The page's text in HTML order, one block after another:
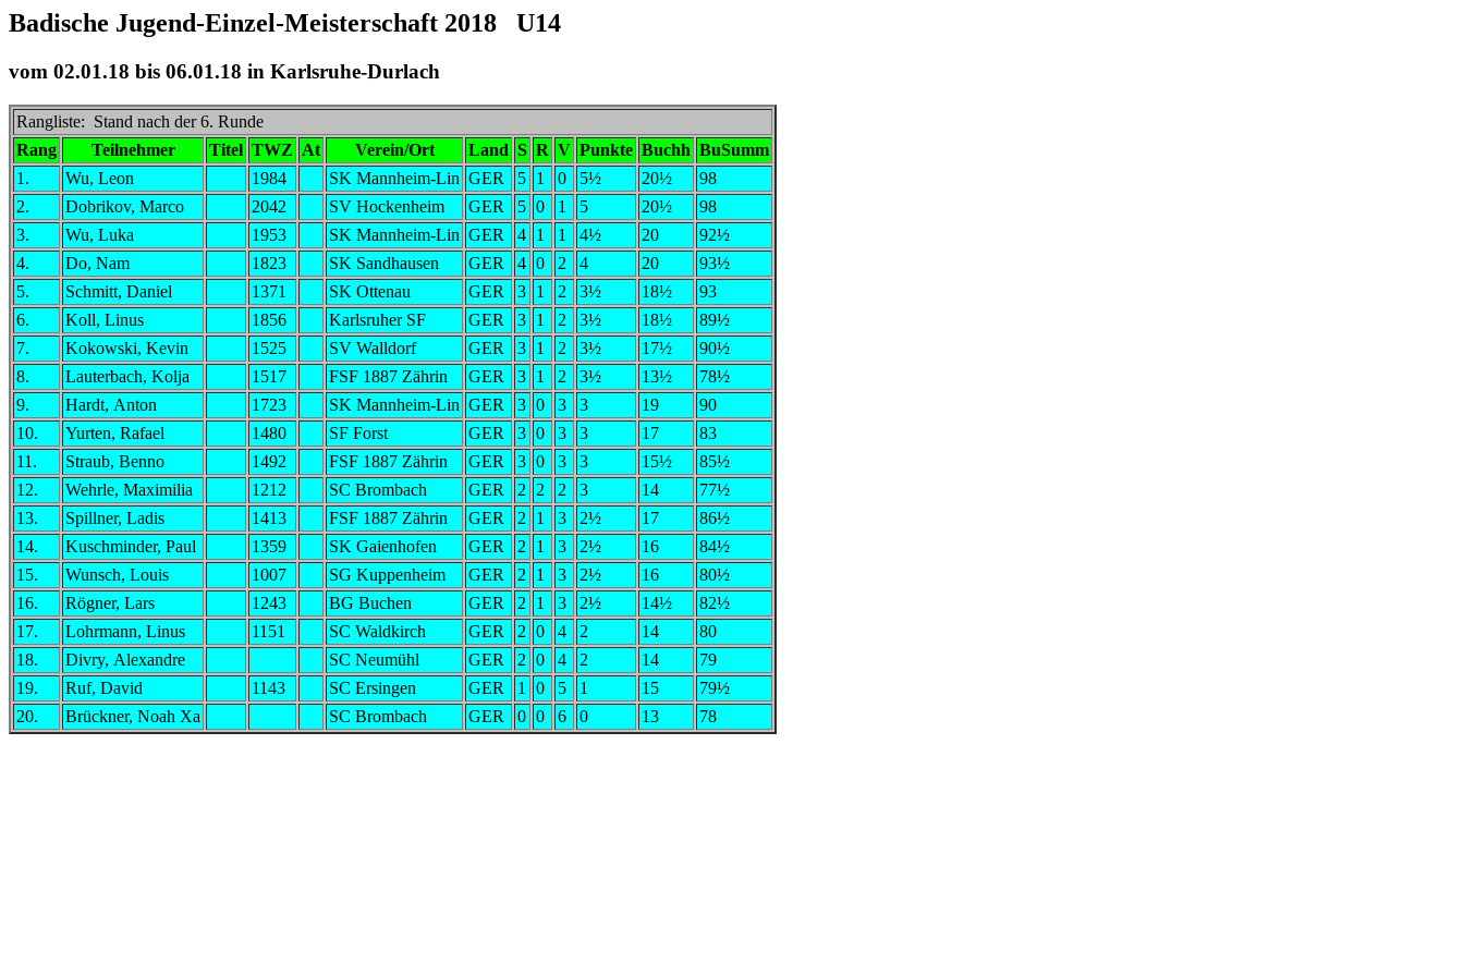
Badische Jugend-Einzel-Meisterschaft 2018 U14
vom 02.01.18 bis 06.01.18 in Karlsruhe-Durlach
Rangliste: Stand nach der 6. Runde
Rang
Teilnehmer Titel TWZ At Verein/Ort Land S R V Punkte Buchh BuSumm
1.
Wu, Leon 1984 SK Mannheim-Lin GER 5 1 0 5½ 20½
98
2.
Dobrikov, Marco 2042 SV Hockenheim GER 5 0 1 5 20½
98
3.
Wu, Luka 1953 SK Mannheim-Lin GER 4 1 1 4½ 20
92½
4.
Do, Nam 1823 SK Sandhausen GER 4 0 2 4 20
93½
5.
Schmitt, Daniel 1371 SK Ottenau GER 3 1 2 3½ 18½
93
6.
Koll, Linus 1856 Karlsruher SF GER 3 1 2 3½ 18½
89½
7.
Kokowski, Kevin 1525 SV Walldorf GER 3 1 2 3½ 17½
90½
8.
Lauterbach, Kolja 1517 FSF 1887 Zährin GER 3 1 2 3½ 13½
78½
9.
Hardt, Anton 1723 SK Mannheim-Lin GER 3 0 3 3 19
90
10.
Yurten, Rafael 1480 SF Forst GER 3 0 3 3 17
83
11.
Straub, Benno 1492 FSF 1887 Zährin GER 3 0 3 3 15½
85½
12.
Wehrle, Maximilia 1212 SC Brombach GER 2 2 2 3 14
77½
13.
Spillner, Ladis 1413 FSF 1887 Zährin GER 2 1 3 2½ 17
86½
14.
Kuschminder, Paul 1359 SK Gaienhofen GER 2 1 3 2½ 16
84½
15.
Wunsch, Louis 1007 SG Kuppenheim GER 2 1 3 2½ 16
80½
16.
Rögner, Lars 1243 BG Buchen GER 2 1 3 2½ 14½
82½
17.
Lohrmann, Linus 1151 SC Waldkirch GER 2 0 4 2 14
80
18.
Divry, Alexandre SC Neumühl GER 2 0 4 2 14
79
19.
Ruf, David 1143 SC Ersingen GER 1 0 5 1 15
79½
20.
Brückner, Noah Xa SC Brombach GER 0 0 6 0 13 78